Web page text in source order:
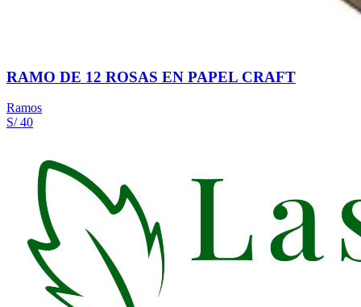
RAMO DE 12 ROSAS EN PAPEL CRAFT
Ramos
S/ 40